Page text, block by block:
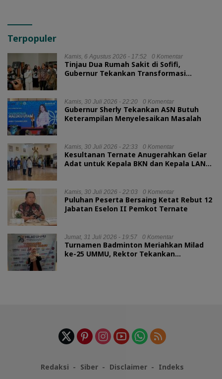
Terpopuler
Kamis, 6 Agustus 2026 - 17:52 0 Komentar
Tinjau Dua Rumah Sakit di Sofifi,
Gubernur Tekankan Transformasi
Kamis, 30 Juli 2026 - 22:20 0 Komentar
Gubernur Sherly Tekankan ASN Butuh
Keterampilan Menyelesaikan Masalah
Kamis, 30 Juli 2026 - 22:33 0 Komentar
Kesultanan Ternate Anugerahkan Gelar
Adat untuk Kepala BKN dan Kepala LAN
Kamis, 30 Juli 2026 - 22:03 0 Komentar
Puluhan Peserta Bersaing Ketat Rebut 12
Jabatan Eselon II Pemkot Ternate
Jumat, 31 Juli 2026 - 19:57 0 Komentar
Turnamen Badminton Meriahkan Milad
ke-25 UMMU, Rektor Tekankan
Redaksi Siber Disclaimer Indeks